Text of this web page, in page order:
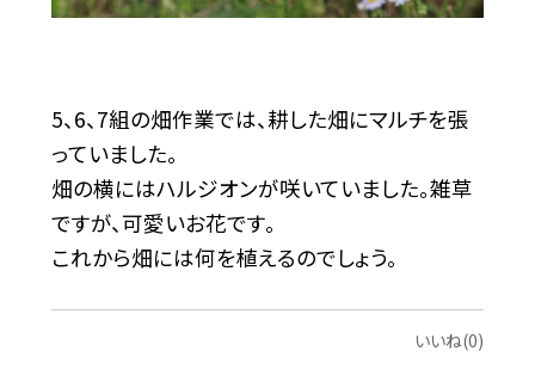
5、6、7組の畑作業では、耕した畑にマルチを張
っていました。
畑の横にはハルジオンが咲いていました。雑草
ですが、可愛いお花です。
これから畑には何を植えるのでしょう。
いいね(0)